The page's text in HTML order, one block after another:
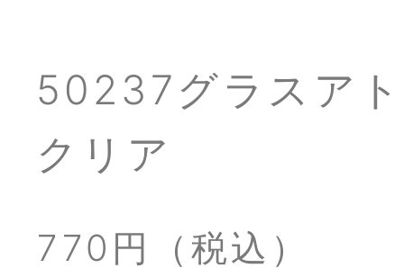
50237グラスア
クリア
770円（税込）